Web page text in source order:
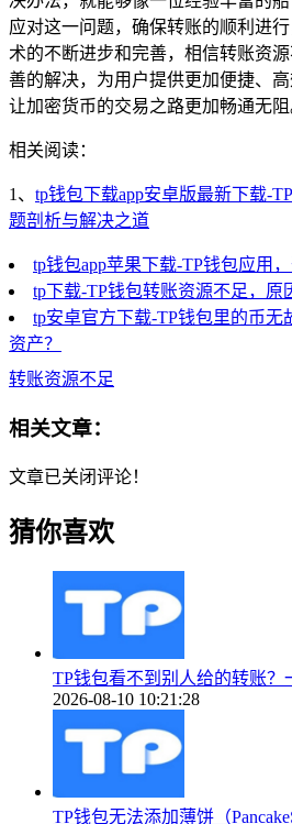
应对这一问题，确保转账的顺利进
术的不断进步和完善，相信转账资
善的解决，为用户提供更加便捷、高
让加密货币的交易之路更加畅通无阻
相关阅读：
1、 tp钱包下载app安卓版最新下载-
题剖析与解决之道
tp钱包app苹果下载-TP钱包应用
tp下载-TP钱包转账资源不足，原
tp安卓官方下载-TP钱包里的币无
资产？
转账资源不足
相关文章：
文章已关闭评论！
猜你喜欢
TP钱包看不到别人给的转账
2026-08-10 10:21:28
TP钱包无法添加薄饼（